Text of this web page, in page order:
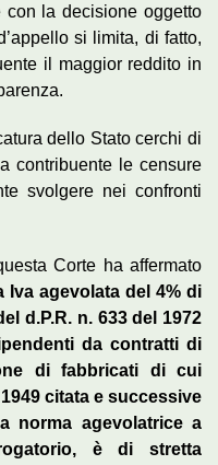
la decisione oggetto
si limita, di fatto,
il maggior reddito in
dello Stato cerchi di
contribuente le censure
svolgere nei confronti
Corte ha affermato
Iva agevolata del 4% di
d.P.R. n. 633 del 1972
da contratti di
di fabbricati di cui
citata e successive
norma agevolatrice a
è di stretta